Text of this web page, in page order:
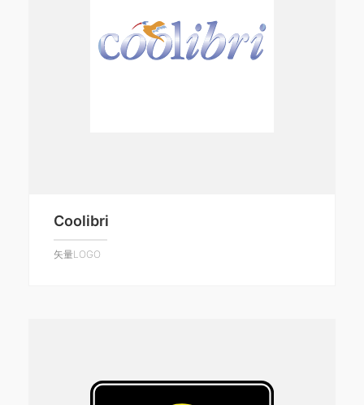
Coolibri
矢量LOGO